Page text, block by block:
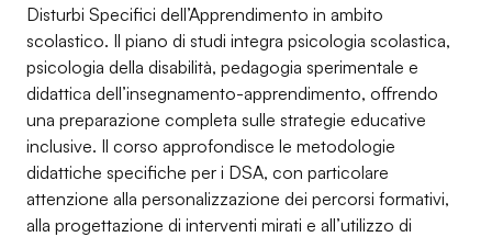
Disturbi Specifici dell’Apprendimento in ambito
scolastico. Il piano di studi integra psicologia scolastica,
psicologia della disabilità, pedagogia sperimentale e
didattica dell’insegnamento-apprendimento, offrendo
una preparazione completa sulle strategie educative
inclusive. Il corso approfondisce le metodologie
didattiche specifiche per i DSA, con particolare
attenzione alla personalizzazione dei percorsi formativi,
alla progettazione di interventi mirati e all’utilizzo di